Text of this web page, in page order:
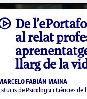
De
al relat
llarg de la
FABIÁN MAINA
de Psicologia i Ciències de